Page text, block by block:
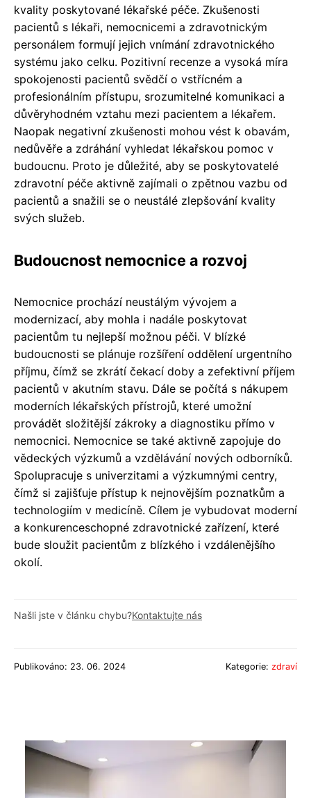
kvality poskytované lékařské péče. Zkušenosti
pacientů s lékaři, nemocnicemi a zdravotnickým
personálem formují jejich vnímání zdravotnického
systému jako celku. Pozitivní recenze a vysoká míra
spokojenosti pacientů svědčí o vstřícném a
profesionálním přístupu, srozumitelné komunikaci a
důvěryhodném vztahu mezi pacientem a lékařem.
Naopak negativní zkušenosti mohou vést k obavám,
nedůvěře a zdráhání vyhledat lékařskou pomoc v
budoucnu. Proto je důležité, aby se poskytovatelé
zdravotní péče aktivně zajímali o zpětnou vazbu od
pacientů a snažili se o neustálé zlepšování kvality
svých služeb.
Budoucnost nemocnice a rozvoj
Nemocnice prochází neustálým vývojem a
modernizací, aby mohla i nadále poskytovat
pacientům tu nejlepší možnou péči. V blízké
budoucnosti se plánuje rozšíření oddělení urgentního
příjmu, čímž se zkrátí čekací doby a zefektivní příjem
pacientů v akutním stavu. Dále se počítá s nákupem
moderních lékařských přístrojů, které umožní
provádět složitější zákroky a diagnostiku přímo v
nemocnici. Nemocnice se také aktivně zapojuje do
vědeckých výzkumů a vzdělávání nových odborníků.
Spolupracuje s univerzitami a výzkumnými centry,
čímž si zajišťuje přístup k nejnovějším poznatkům a
technologiím v medicíně. Cílem je vybudovat moderní
a konkurenceschopné zdravotnické zařízení, které
bude sloužit pacientům z blízkého i vzdálenějšího
okolí.
Našli jste v článku chybu?Kontaktujte nás
Publikováno: 23. 06. 2024 Kategorie: zdraví